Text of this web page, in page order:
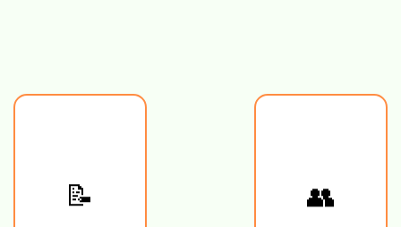
👥
📝